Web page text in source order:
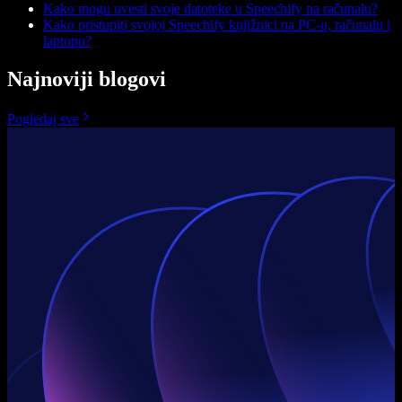
Kako mogu uvesti svoje datoteke u Speechify na računalu?
Kako pristupiti svojoj Speechify knjižnici na PC-u, računalu i
laptopu?
Najnoviji blogovi
Pogledaj sve